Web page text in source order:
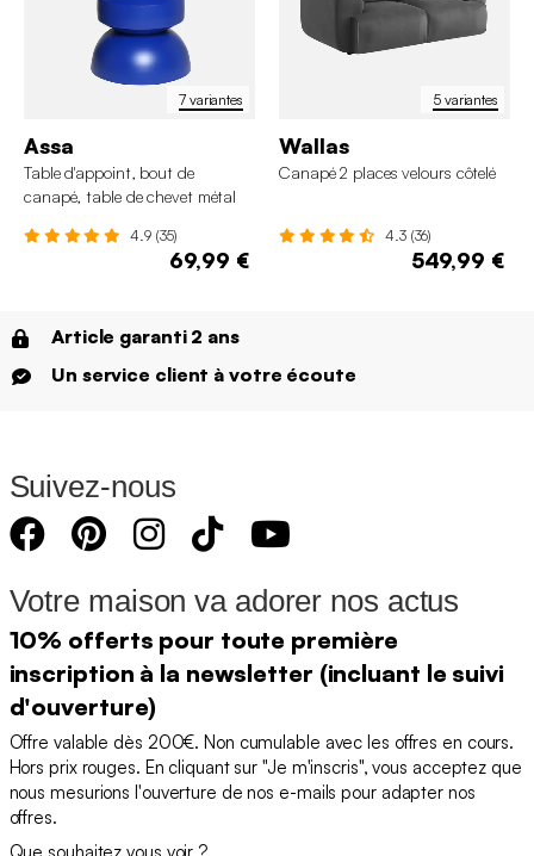
7 variantes
Assa
Table d'appoint, bout de
canapé, table de chevet métal
4.9 (35)
69,99 €
5 variantes
Wallas
Canapé 2 places velours côtelé
4.3 (36)
549,99 €
Article garanti 2 ans
Un service client à votre écoute
Suivez-nous
Votre maison va adorer nos actus
10% offerts pour toute première
inscription à la newsletter (incluant le suivi
d'ouverture)
Offre valable dès 200€. Non cumulable avec les offres en cours.
Hors prix rouges. En cliquant sur "Je m'inscris", vous acceptez que
nous mesurions l'ouverture de nos e-mails pour adapter nos
offres.